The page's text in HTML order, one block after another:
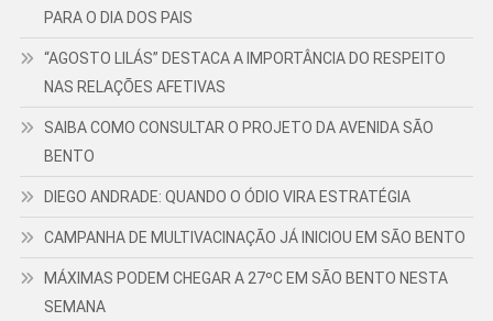
PARA O DIA DOS PAIS
“AGOSTO LILÁS” DESTACA A IMPORTÂNCIA DO RESPEITO
NAS RELAÇÕES AFETIVAS
SAIBA COMO CONSULTAR O PROJETO DA AVENIDA SÃO
BENTO
DIEGO ANDRADE: QUANDO O ÓDIO VIRA ESTRATÉGIA
CAMPANHA DE MULTIVACINAÇÃO JÁ INICIOU EM SÃO BENTO
MÁXIMAS PODEM CHEGAR A 27ºC EM SÃO BENTO NESTA
SEMANA